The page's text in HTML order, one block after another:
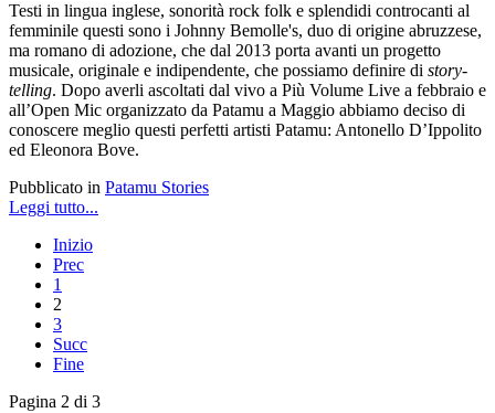
Testi in lingua inglese, sonorità rock folk e splendidi controcanti al
femminile questi sono i Johnny Bemolle's, duo di origine abruzzese,
ma romano di adozione, che dal 2013 porta avanti un progetto
musicale, originale e indipendente, che possiamo definire di story-
telling. Dopo averli ascoltati dal vivo a Più Volume Live a febbraio e
all’Open Mic organizzato da Patamu a Maggio abbiamo deciso di
conoscere meglio questi perfetti artisti Patamu: Antonello D’Ippolito
ed Eleonora Bove.
Pubblicato in Patamu Stories
Leggi tutto...
Inizio
Prec
1
2
3
Succ
Fine
Pagina 2 di 3